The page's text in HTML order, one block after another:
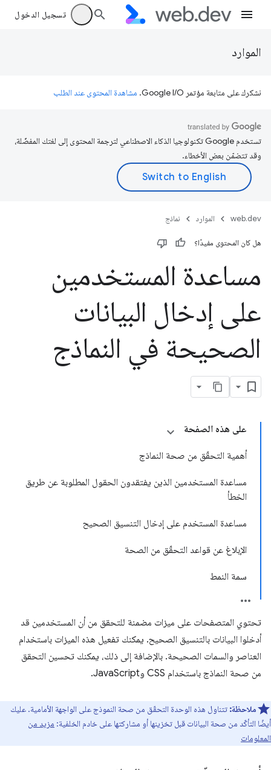
تسجيل الدخول
الموارد
نشكرك على متابعة مؤتمر Google I/O. مشاهدة المحتوى عند الطلب
تستخدم Google تكنولوجيا الذكاء الاصطناعي لترجمة المحتوى إلى لغتك المفضّلة،
وقد تتضمّن بعض الأخطاء.
web.dev الموارد نماذج
هل كان المحتوى مفيدًا؟
مساعدة المستخدمين
على إدخال البيانات
الصحيحة في النماذج
على هذه الصفحة
أهمية التحقّق من صحة النماذج
مساعدة المستخدمين الذين يفتقدون الحقول المطلوبة عن طريق
الخطأ
مساعدة المستخدم على إدخال التنسيق الصحيح
الإبلاغ عن قواعد التحقّق من الصحة
سمة النمط
تحتوي المتصفحات على ميزات مضمنة للتحقق من أن المستخدمين قد
أدخلوا البيانات بالتنسيق الصحيح. يمكنك تفعيل هذه الميزات باستخدام
العناصر والسمات الصحيحة. بالإضافة إلى ذلك، يمكنك تحسين التحقق
من صحة النماذج باستخدام CSS وJavaScript.
ملاحظة: تتناول هذه الوحدة التحقّق من صحة النموذج على الواجهة الأمامية. عليك
أيضًا التأكّد من صحة البيانات قبل تخزينها أو مشاركتها على خادم الخلفية: مزيد من
المعلومات